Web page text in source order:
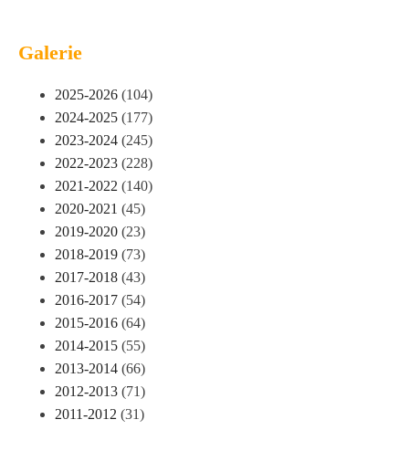
Galerie
2025-2026 (104)
2024-2025 (177)
2023-2024 (245)
2022-2023 (228)
2021-2022 (140)
2020-2021 (45)
2019-2020 (23)
2018-2019 (73)
2017-2018 (43)
2016-2017 (54)
2015-2016 (64)
2014-2015 (55)
2013-2014 (66)
2012-2013 (71)
2011-2012 (31)